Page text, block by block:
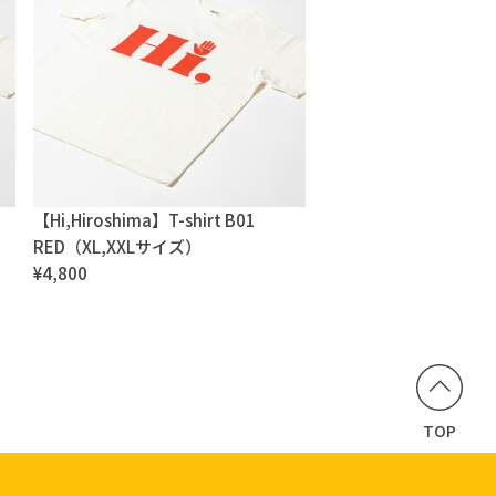
【Hi,Hiroshima】T-shirt B01
RED（XL,XXLサイズ）
¥4,800
TOP